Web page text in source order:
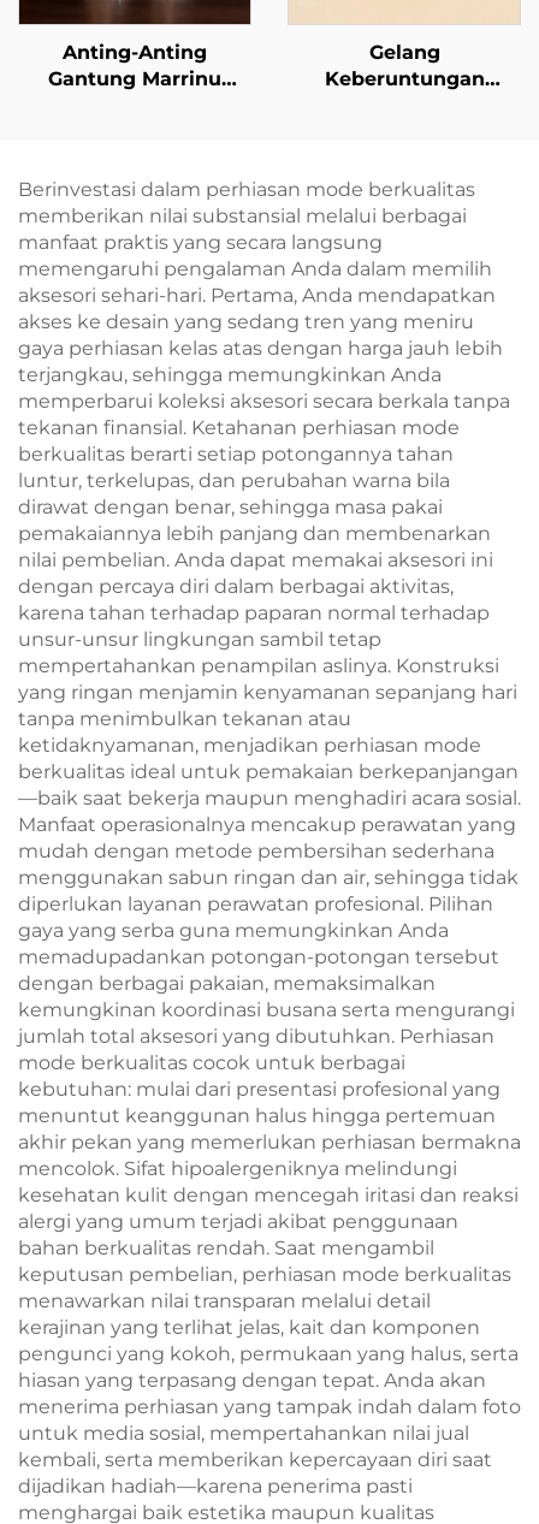
Anting-Anting
Gantung Marrinu
Gelang
Keberuntungan
Tangan Anda
Berinvestasi dalam perhiasan mode berkualitas
memberikan nilai substansial melalui berbagai
manfaat praktis yang secara langsung
memengaruhi pengalaman Anda dalam memilih
aksesori sehari-hari. Pertama, Anda mendapatkan
akses ke desain yang sedang tren yang meniru
gaya perhiasan kelas atas dengan harga jauh lebih
terjangkau, sehingga memungkinkan Anda
memperbarui koleksi aksesori secara berkala tanpa
tekanan finansial. Ketahanan perhiasan mode
berkualitas berarti setiap potongannya tahan
luntur, terkelupas, dan perubahan warna bila
dirawat dengan benar, sehingga masa pakai
pemakaiannya lebih panjang dan membenarkan
nilai pembelian. Anda dapat memakai aksesori ini
dengan percaya diri dalam berbagai aktivitas,
karena tahan terhadap paparan normal terhadap
unsur-unsur lingkungan sambil tetap
mempertahankan penampilan aslinya. Konstruksi
yang ringan menjamin kenyamanan sepanjang hari
tanpa menimbulkan tekanan atau
ketidaknyamanan, menjadikan perhiasan mode
berkualitas ideal untuk pemakaian berkepanjangan
—baik saat bekerja maupun menghadiri acara sosial.
Manfaat operasionalnya mencakup perawatan yang
mudah dengan metode pembersihan sederhana
menggunakan sabun ringan dan air, sehingga tidak
diperlukan layanan perawatan profesional. Pilihan
gaya yang serba guna memungkinkan Anda
memadupadankan potongan-potongan tersebut
dengan berbagai pakaian, memaksimalkan
kemungkinan koordinasi busana serta mengurangi
jumlah total aksesori yang dibutuhkan. Perhiasan
mode berkualitas cocok untuk berbagai
kebutuhan: mulai dari presentasi profesional yang
menuntut keanggunan halus hingga pertemuan
akhir pekan yang memerlukan perhiasan bermakna
mencolok. Sifat hipoalergeniknya melindungi
kesehatan kulit dengan mencegah iritasi dan reaksi
alergi yang umum terjadi akibat penggunaan
bahan berkualitas rendah. Saat mengambil
keputusan pembelian, perhiasan mode berkualitas
menawarkan nilai transparan melalui detail
kerajinan yang terlihat jelas, kait dan komponen
pengunci yang kokoh, permukaan yang halus, serta
hiasan yang terpasang dengan tepat. Anda akan
menerima perhiasan yang tampak indah dalam foto
untuk media sosial, mempertahankan nilai jual
kembali, serta memberikan kepercayaan diri saat
dijadikan hadiah—karena penerima pasti
menghargai baik estetika maupun kualitas